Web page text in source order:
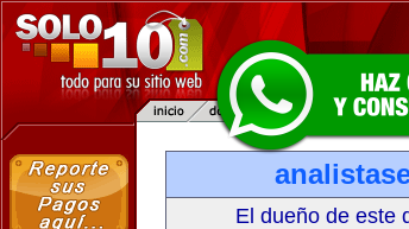
El dueño de este